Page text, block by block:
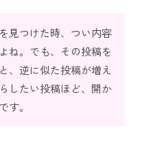
見つけた時、つい内容
ね。でも、その投稿を
、逆に似た投稿が増え
したい投稿ほど、開か
す。